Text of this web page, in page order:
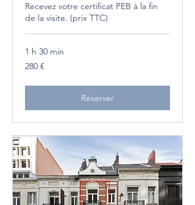
Recevez votre certificat PEB à la fin
de la visite. (prix TTC)
1 h 30 min
280
euros
280 €
Réserver